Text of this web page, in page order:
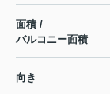
面積 /
バルコニー面積
向き